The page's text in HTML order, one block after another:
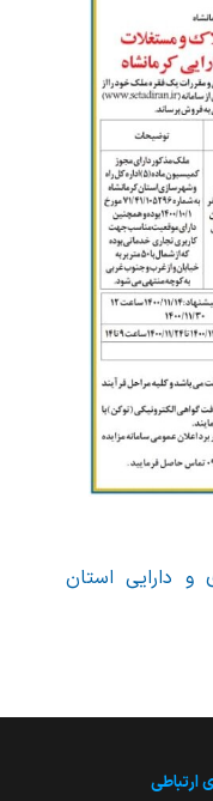
و دارایی استان
ارتباطی